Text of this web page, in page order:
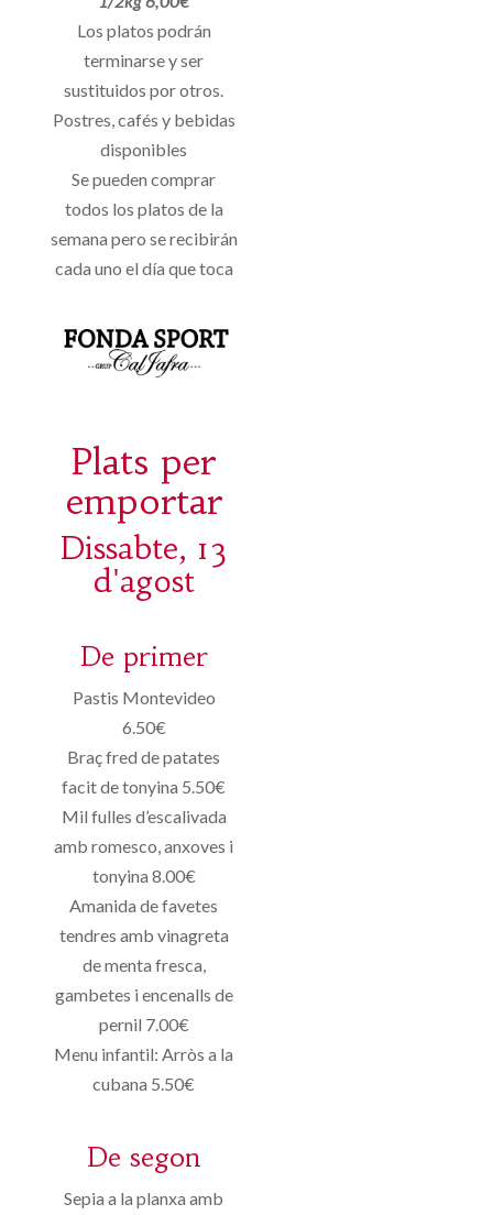
Los platos podrán
terminarse y ser
sustituidos por otros.
Postres, cafés y bebidas
disponibles
Se pueden comprar
todos los platos de la
semana pero se recibirán
cada uno el día que toca
Plats per
emportar
Dissabte, 13
d'agost
De primer
Pastis Montevideo
6.50€
Braç fred de patates
facit de tonyina 5.50€
Mil fulles d’escalivada
amb romesco, anxoves i
tonyina 8.00€
Amanida de favetes
tendres amb vinagreta
de menta fresca,
gambetes i encenalls de
pernil 7.00€
Menu infantil: Arròs a la
cubana 5.50€
De segon
Sepia a la planxa amb